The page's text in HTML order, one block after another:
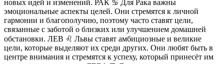
новых идей и изменений. РАК ♋️ Для Рака важны
эмоциональные аспекты целей. Они стремятся к личной
гармонии и благополучию, поэтому часто ставят цели,
связанные с заботой о близких или улучшением домашней
обстановки. ЛЕВ ♌️ Львы ставят амбициозные и великие
цели, которые выделяют их среди других. Они любят быть в
центре внимания и стремятся к успеху, который принесёт им